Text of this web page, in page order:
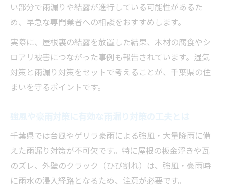
い部分で雨漏りや結露が進行している可能性があるた
め、早急な専門業者への相談をおすすめします。
実際に、屋根裏の結露を放置した結果、木材の腐食やシ
ロアリ被害につながった事例も報告されています。湿気
対策と雨漏り対策をセットで考えることが、千葉県の住
まいを守るポイントです。
千葉県では台風やゲリラ豪雨による強風・大量降雨に備
えた雨漏り対策が不可欠です。特に屋根の板金浮きや瓦
のズレ、外壁のクラック（ひび割れ）は、強風・豪雨時
に雨水の浸入経路となるため、注意が必要です。